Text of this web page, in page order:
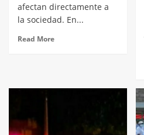
afectan directamente a
la sociedad. En...
Read More